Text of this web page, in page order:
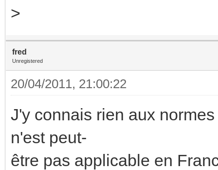
>
fred
Unregistered
20/04/2011, 21:00:22
J'y connais rien aux
n'est peut-
être pas applicable en